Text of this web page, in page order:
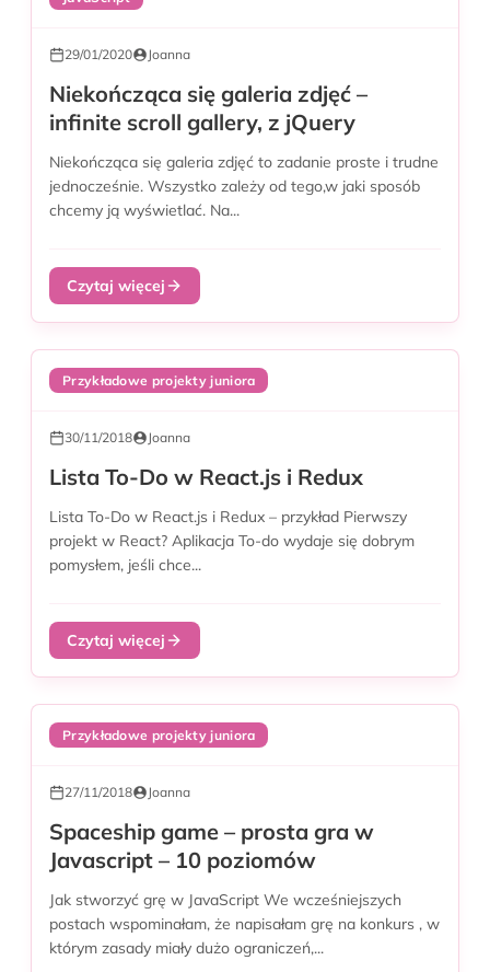
29/01/2020 Joanna
Niekończąca się galeria zdjęć –
infinite scroll gallery, z jQuery
Niekończąca się galeria zdjęć to zadanie proste i trudne
jednocześnie. Wszystko zależy od tego,w jaki sposób
chcemy ją wyświetlać. Na...
Czytaj więcej
Przykładowe projekty juniora
30/11/2018 Joanna
Lista To-Do w React.js i Redux
Lista To-Do w React.js i Redux – przykład Pierwszy
projekt w React? Aplikacja To-do wydaje się dobrym
pomysłem, jeśli chce...
Czytaj więcej
Przykładowe projekty juniora
27/11/2018 Joanna
Spaceship game – prosta gra w
Javascript – 10 poziomów
Jak stworzyć grę w JavaScript We wcześniejszych
postach wspominałam, że napisałam grę na konkurs , w
którym zasady miały dużo ograniczeń,...